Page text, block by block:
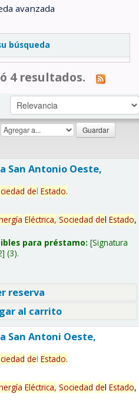
avanzada
búsqueda
4 resultados.
San Antonio Oeste,
del Estado.
Eléctrica, Sociedad del Estado,
para préstamo: Signatura
(3).
reserva
al carrito
San Antoni Oeste,
del Estado.
Eléctrica, Sociedad del Estado,